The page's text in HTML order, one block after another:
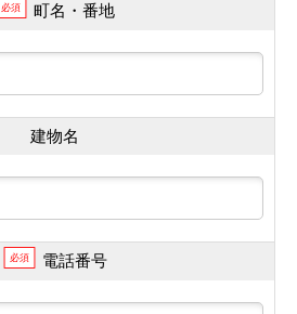
必須 町名・番地
建物名
必須 電話番号